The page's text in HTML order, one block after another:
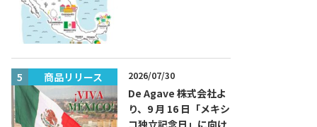
商品リリース 2026/07/30
De Agave 株式会社よ
り、9 月 16 日「メキシ
コ独立記念日」に向け